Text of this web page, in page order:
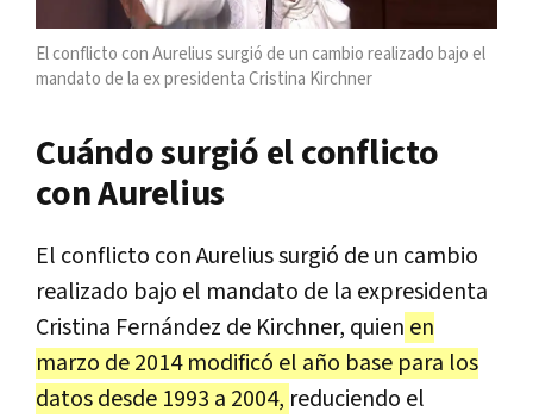
Elconflicto con Aurelius surgió de un cambio realizado bajo el
mandato de la ex presidenta Cristina Kirchner
Cuándo surgió el conflicto
con Aurelius
El conflicto con Aurelius surgió de un cambio
realizado bajo el mandato de la expresidenta
Cristina Fernández de Kirchner, quien en
marzo de 2014 modificó el año base para los
datos desde 1993 a 2004, reduciendo el